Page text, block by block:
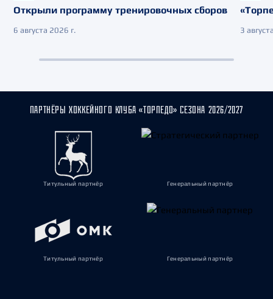
Открыли программу тренировочных сборов
6 августа 2026 г. 3
ПАРТНЁРЫ ХОККЕЙНОГО КЛУБА «ТОРПЕДО» СЕЗОНА 2026/2027
Титульный партнёр Генеральный партнёр
Титульный партнёр Генеральный партнёр